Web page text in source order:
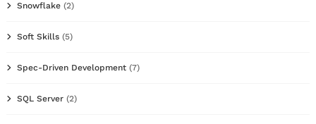
Snowflake (2)
Soft Skills (5)
Spec-Driven Development (7)
SQL Server (2)